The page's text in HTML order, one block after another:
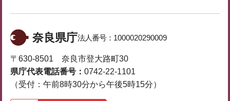
奈良県庁法人番号： 1000020290009
〒630-8501 奈良市登大路町30
県庁代表電話番号： 0742-22-1101
（受付：午前8時30分から午後5時15分）